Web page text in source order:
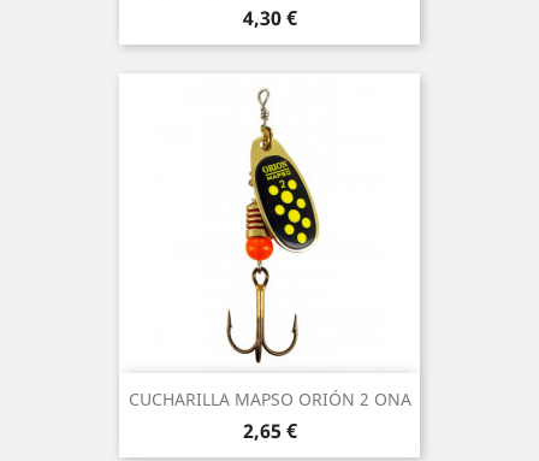
Precio
4,30 €
CUCHARILLA MAPSO ORIÓN 2 ONA
Precio
2,65 €